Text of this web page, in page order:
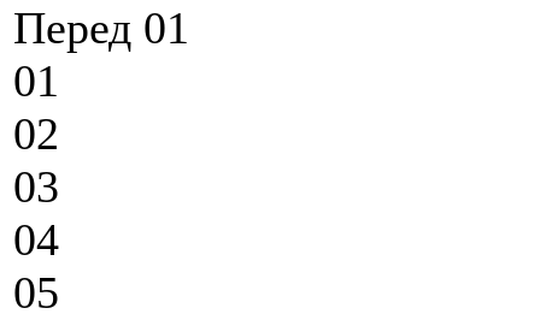
Перед 01
01
02
03
04
05